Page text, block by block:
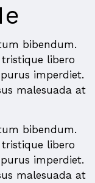
bibendum.
libero
imperdiet.
malesuada at
bibendum.
libero
imperdiet.
malesuada at